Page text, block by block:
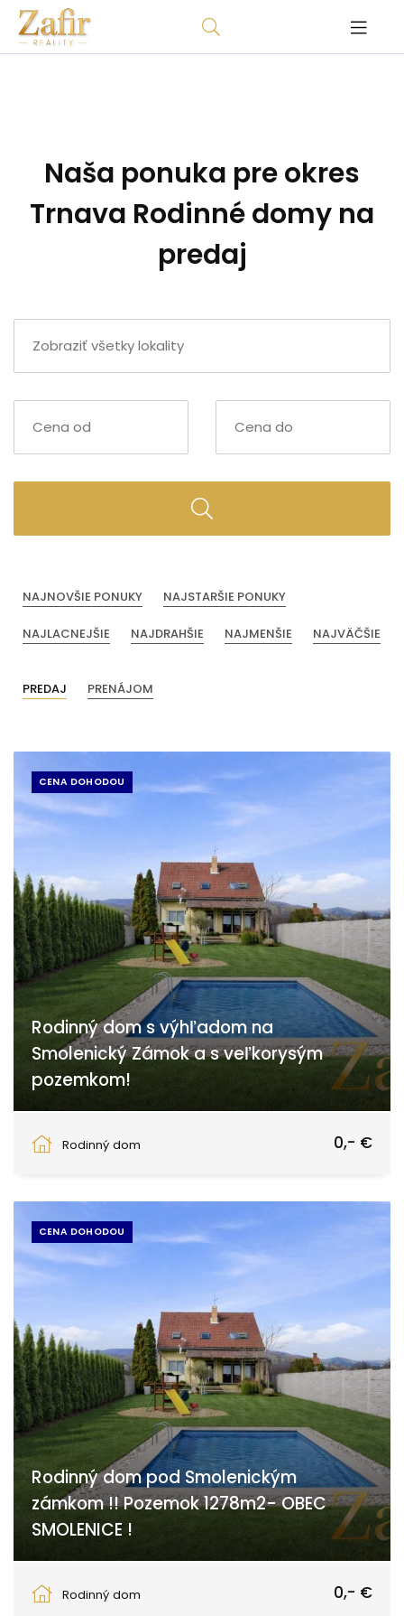
Naša ponuka pre okres
Trnava Rodinné domy na
predaj
NAJNOVŠIE PONUKY NAJSTARŠIE PONUKY
NAJLACNEJŠIE NAJDRAHŠIE NAJMENŠIE NAJVÄČŠIE
PREDAJ PRENÁJOM
CENA DOHODOU
Rodinný dom s výhľadom na
Smolenický Zámok a s veľkorysým
pozemkom!
Rodinný dom
0,- €
CENA DOHODOU
Rodinný dom pod Smolenickým
zámkom !! Pozemok 1278m2- OBEC
SMOLENICE !
Rodinný dom
0,- €